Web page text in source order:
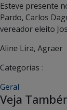
Esteve presente
Pardo, Carlos
vereador eleito
Aline Lira, Agraer
Categorias :
Geral
Veja